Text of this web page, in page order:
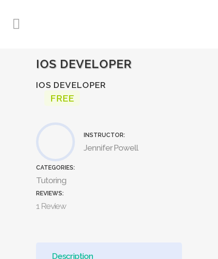
IOS DEVELOPER
IOS DEVELOPER
FREE
INSTRUCTOR:
Jennifer Powell
CATEGORIES:
Tutoring
REVIEWS:
1 Review
Description